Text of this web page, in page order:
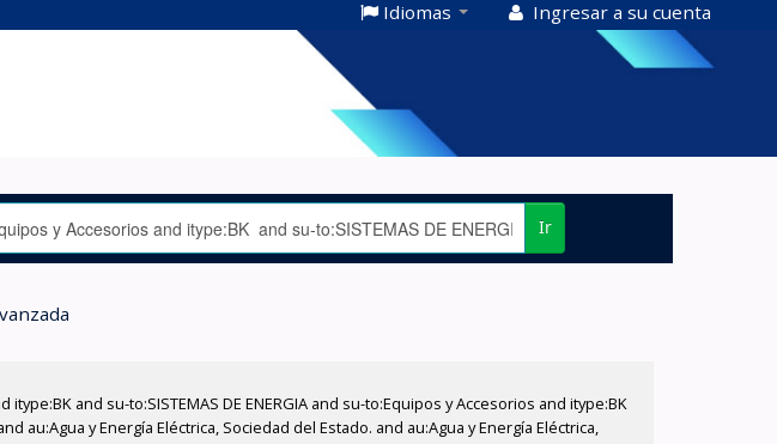
Idiomas Ingresar a su cuenta
Ir
and su-to:SISTEMAS DE ENERGIA and su-to:Equipos y Accesorios and itype:BK
y Energía Eléctrica, Sociedad del Estado. and au:Agua y Energía Eléctrica,